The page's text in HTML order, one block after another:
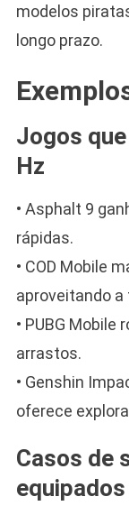
modelos
longo prazo.
Jogos
Hz
• Asphalt 9
rápidas.
• COD Mobile
aproveitando a
• PUBG Mobile
arrastos.
• Genshin
oferece
Casos de
equipados